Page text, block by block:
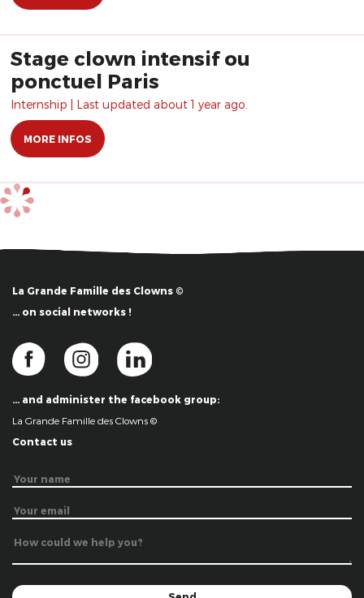
Stage clown intensif ou
ponctuel Paris
Internship | Last updated about 1 year ago.
MORE INFOS
La Grande Famille des Clowns ©
… on social networks !
… and administer the facebook group:
La Grande Famille des Clowns ©
Contact us